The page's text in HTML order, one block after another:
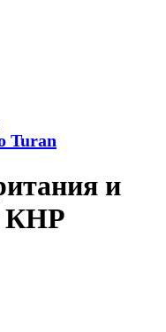
Turan
и
КНР